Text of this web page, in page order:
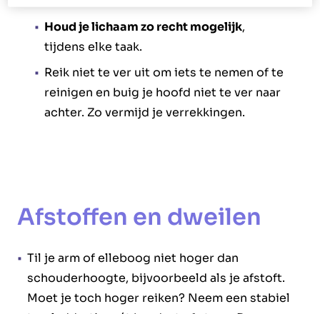
Houd je lichaam zo recht mogelijk,
tijdens elke taak.
Reik niet te ver uit om iets te nemen of te
reinigen en buig je hoofd niet te ver naar
achter. Zo vermijd je verrekkingen.
Afstoffen en dweilen
Til je arm of elleboog niet hoger dan
schouderhoogte, bijvoorbeeld als je afstoft.
Moet je toch hoger reiken? Neem een stabiel